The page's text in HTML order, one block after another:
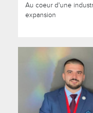
Au coeur d'une
expansion